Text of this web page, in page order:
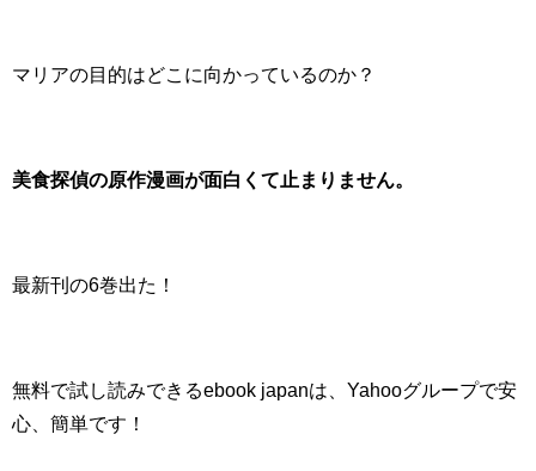
マリアの目的はどこに向かっているのか？
美食探偵の原作漫画が面白くて止まりません。
最新刊の6巻出た！
無料で試し読みできるebook japanは、Yahooグループで安
心、簡単です！